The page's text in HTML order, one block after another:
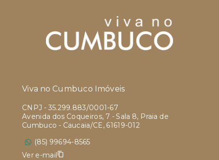
Viva no Cumbuco Imóveis
CNPJ - 35.299.883/0001-67
Avenida dos Coqueiros, 7 - Sala 8, Praia de
Cumbuco - Caucaia/CE, 61619-012
(85) 99694-8565
Ver e-mail